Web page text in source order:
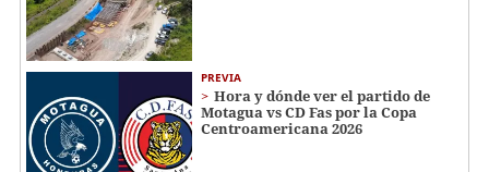
PREVIA
Hora y dónde ver el partido de
Motagua vs CD Fas por la Copa
Centroamericana 2026